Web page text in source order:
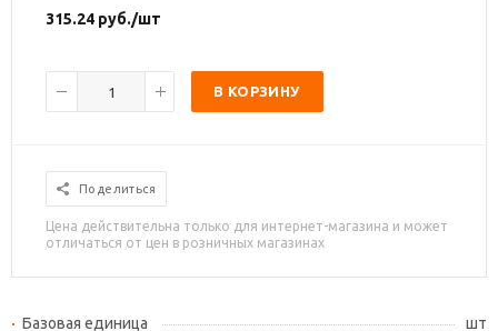
315.24 руб./шт
В КОРЗИНУ
Поделиться
Цена действительна только для интернет-магазина и может
отличаться от цен в розничных магазинах
Базовая единица шт